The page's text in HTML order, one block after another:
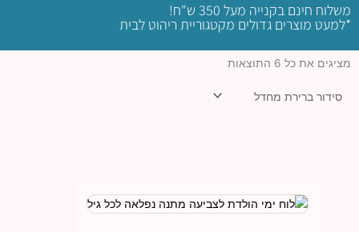
משלוח חינם בקנייה מעל 350 ש"ח!
*למעט מוצרים גדולים מקטגוריית ריהוט לבית
מציגים את כל ⁦6⁩ התוצאות